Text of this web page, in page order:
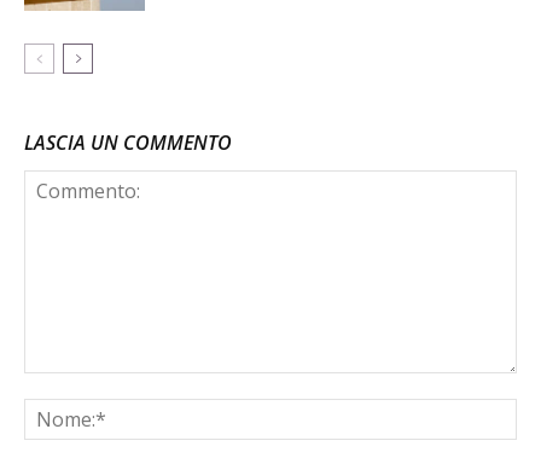
LASCIA UN COMMENTO